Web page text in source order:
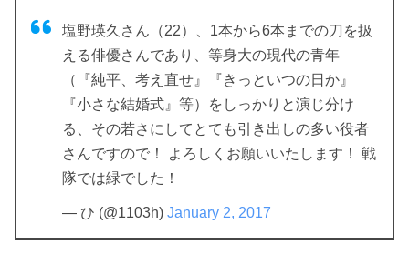
塩野瑛久さん（22）、1本から6本までの刀を扱
える俳優さんであり、等身大の現代の青年
（『純平、考え直せ』『きっといつの日か』
『小さな結婚式』等）をしっかりと演じ分け
る、その若さにしてとても引き出しの多い役者
さんですので！ よろしくお願いいたします！ 戦
隊では緑でした！
— ひ (@1103h) January 2, 2017